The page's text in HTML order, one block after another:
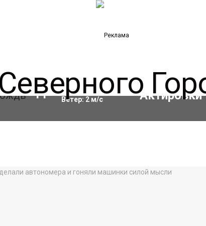
11 °C Влажность:97%
Ветер: 2м/с